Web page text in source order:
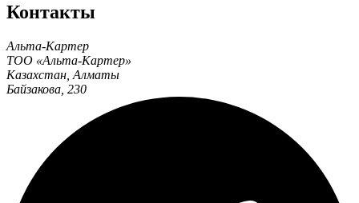
Контакты
Альта-Картер
ТОО «Альта-Картер»
Казахстан Алматы
Байзакова, 230